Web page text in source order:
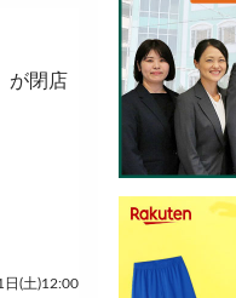
が閉店
(土)12:00